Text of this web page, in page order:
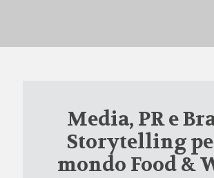
Media, PR e
Storytelling
mondo Food &